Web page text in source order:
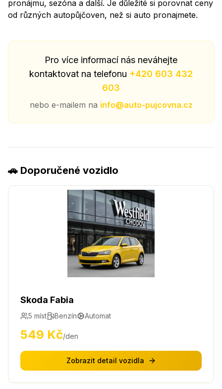
pronájmu, sezóna a další. Je důležité si porovnat ceny
od různých autopůjčoven, než si auto pronajmete.
Pro více informací nás neváhejte
kontaktovat na telefonu +420 603 432
603
nebo e-mailem na info@auto-pujcovna.cz
🚗 Doporučené vozidlo
Skoda Fabia
5 míst Benzín Automat
549 Kč/den
Zobrazit detail vozidla